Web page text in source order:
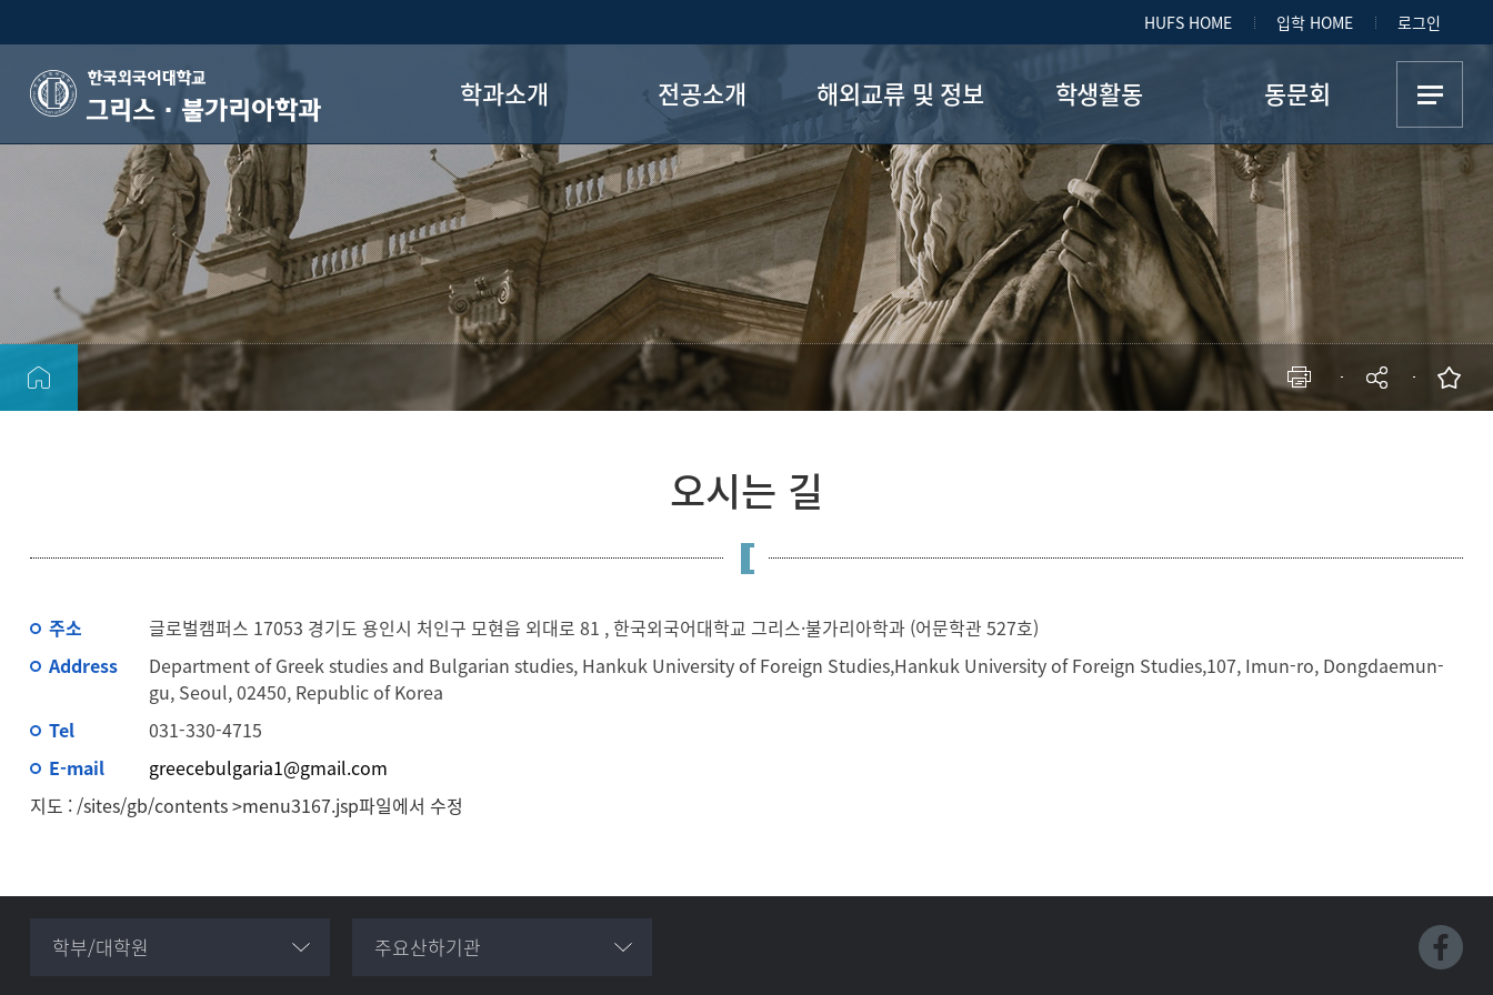
HUFS HOME 입학 HOME 로그인
그리스·불가리아학과 학과소개
인사말
학과 연혁
장학제도
공지사항
자료실
전공소개
교수진
교육과정
진로안내
학술대회 및 강연
전공 게시판
해외교류 및 정보
그리스학
불가리아학
주요 링크
학생활동
학생회
답사
학회
자유게시판
사진첩
동문회
동문회 소개
게시판
메뉴추가
오시는 길
주소
글로벌캠퍼스 17053 경기도 용인시 처인구 모현읍 외대로 81 , 한국외국어대학교 그리스·불가리아학과 (어문학관 527호)
Address
Department of Greek studies and Bulgarian studies, Hankuk University of Foreign Studies,Hankuk University of Foreign Studies,107, Imun-ro, Dongdaemun-
gu, Seoul, 02450, Republic of Korea
Tel
031-330-4715
E-mail
greecebulgaria1@gmail.com
지도 : /sites/gb/contents >menu3167.jsp파일에서 수정
학부/대학원 주요산하기관